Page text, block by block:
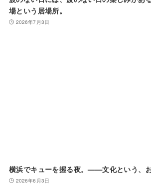
場という居場所。
2026年7月3日
横浜でキューを握る夜。——文化という、お
2026年6月3日